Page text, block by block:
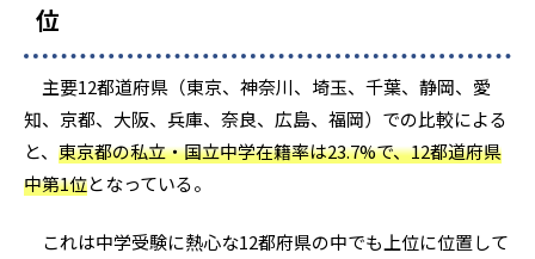
位
主要12都道府県（東京、神奈川、埼玉、千葉、静岡、愛
知、京都、大阪、兵庫、奈良、広島、福岡）での比較による
と、 東京都の私立・国立中学在籍率は23.7%で、12都道府県
中第1位となっている。
これは中学受験に熱心な12都府県の中でも上位に位置して